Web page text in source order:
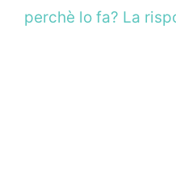
perchè lo fa? La